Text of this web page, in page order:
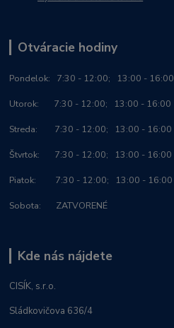
Otváracie hodiny
Pondelok: 7:30 - 12:00; 13:00 - 16:00
Utorok: 7:30 - 12:00; 13:00 - 16:00
Streda: 7:30 - 12:00; 13:00 - 16:00
Štvrtok: 7:30 - 12:00; 13:00 - 16:00
Piatok: 7:30 - 12:00; 13:00 - 16:00
Sobota: ZATVORENÉ
Kde nás nájdete
CISÍK, s.r.o.
Sládkovičova 636/4